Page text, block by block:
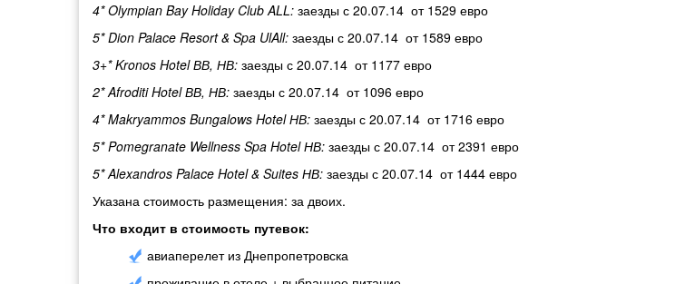
4* Olympian Bay Holiday Club ALL: заезды с 20.07.14 от 1529 евро
5* Dion Palace Resort & Spa UlAll: заезды с 20.07.14 от 1589 евро
3+* Kronos Hotel ВВ, НВ: заезды с 20.07.14 от 1177 евро
2* Afroditi Hotel ВВ, НВ: заезды с 20.07.14 от 1096 евро
4* Makryammos Bungalows Hotel НВ: заезды с 20.07.14 от 1716 евро
5* Pomegranate Wellness Spa Hotel НВ: заезды с 20.07.14 от 2391 евро
5* Alexandros Palace Hotel & Suites НВ: заезды с 20.07.14 от 1444 евро
Указана стоимость размещения: за двоих.
Что входит в стоимость путевок:
авиаперелет из Днепропетровска